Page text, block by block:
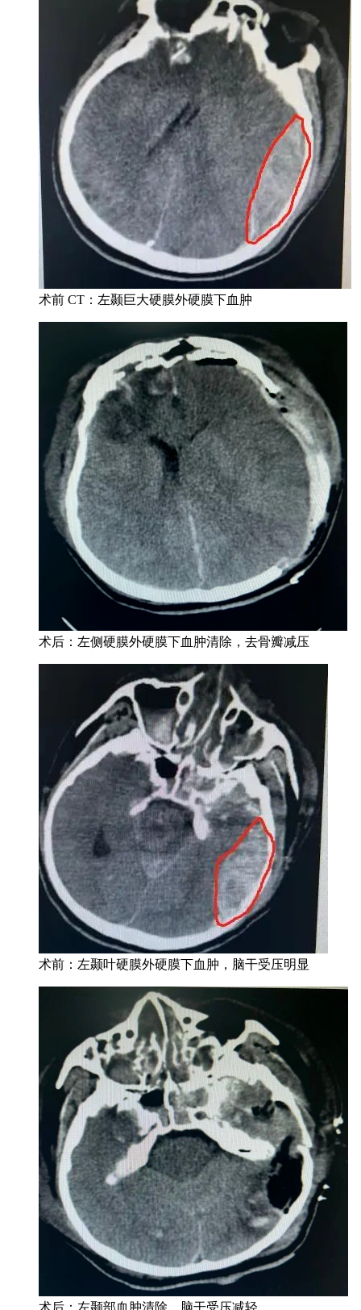
术前 CT：左颞巨大硬膜外硬膜下血肿
术后：左侧硬膜外硬膜下血肿清除，去骨瓣减压
术前：左颞叶硬膜外硬膜下血肿，脑干受压明显